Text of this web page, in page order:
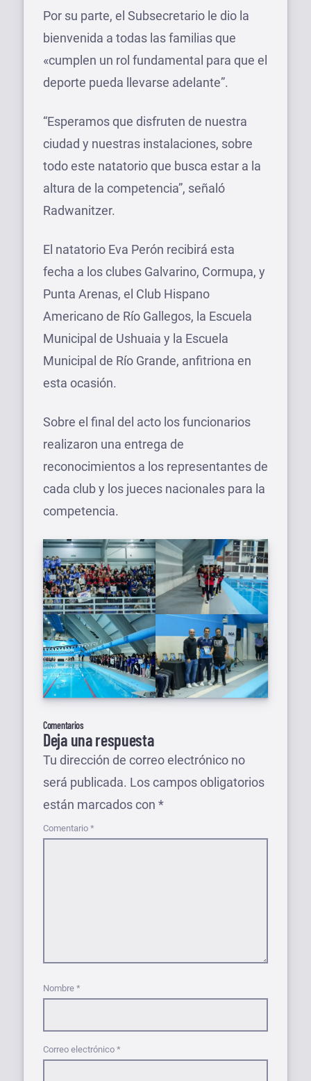
Por su parte, el Subsecretario le dio la
bienvenida a todas las familias que
«cumplen un rol fundamental para que el
deporte pueda llevarse adelante”.
“Esperamos que disfruten de nuestra
ciudad y nuestras instalaciones, sobre
todo este natatorio que busca estar a la
altura de la competencia”, señaló
Radwanitzer.
El natatorio Eva Perón recibirá esta
fecha a los clubes Galvarino, Cormupa, y
Punta Arenas, el Club Hispano
Americano de Río Gallegos, la Escuela
Municipal de Ushuaia y la Escuela
Municipal de Río Grande, anfitriona en
esta ocasión.
Sobre el final del acto los funcionarios
realizaron una entrega de
reconocimientos a los representantes de
cada club y los jueces nacionales para la
competencia.
Comentarios
Deja una respuesta
Tu dirección de correo electrónico no
será publicada. Los campos obligatorios
están marcados con *
Comentario *
Nombre *
Correo electrónico *